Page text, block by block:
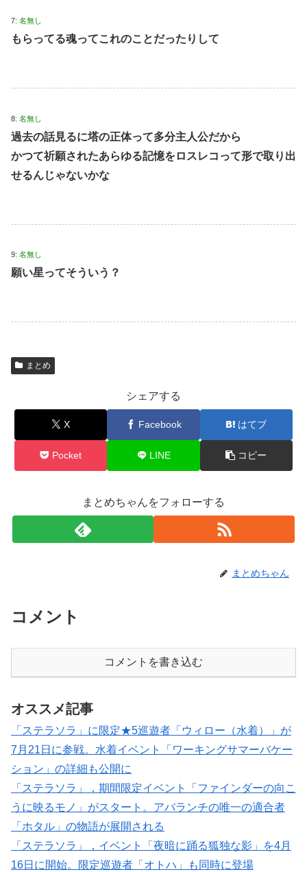
7: 名無し
もらってる魂ってこれのことだったりして
8: 名無し
過去の話見るに塔の正体って多分主人公だから
かつて祈願されたあらゆる記憶をロスレコって形で取り出
せるんじゃないかな
9: 名無し
願い星ってそういう？
まとめ
シェアする
X Facebook はてブ
Pocket LINE コピー
まとめちゃんをフォローする
まとめちゃん
コメント
コメントを書き込む
オススメ記事
「ステラソラ」に限定★5巡遊者「ウィロー（水着）」が
7月21日に参戦。水着イベント「ワーキングサマーバケー
ション」の詳細も公開に
「ステラソラ」，期間限定イベント「ファインダーの向こ
うに映るモノ」がスタート。アバランチの唯一の適合者
「ホタル」の物語が展開される
「ステラソラ」，イベント「夜暗に踊る狐独な影」を4月
16日に開始。限定巡遊者「オトハ」も同時に登場